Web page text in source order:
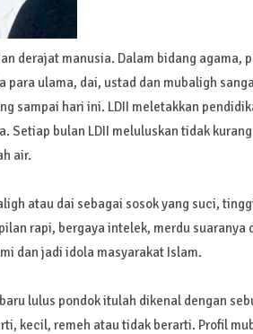
derajat manusia. Dalam bidang agama,
para ulama, dai, ustad dan mubaligh
sampai hari ini. LDII meletakkan
Setiap bulan LDII meluluskan tidak
air.
atau dai sebagai sosok yang suci,
rapi, bergaya intelek, merdu suaranya
dan jadi idola masyarakat Islam.
lulus pondok itulah dikenal dengan
kecil, remeh atau tidak berarti. Profil